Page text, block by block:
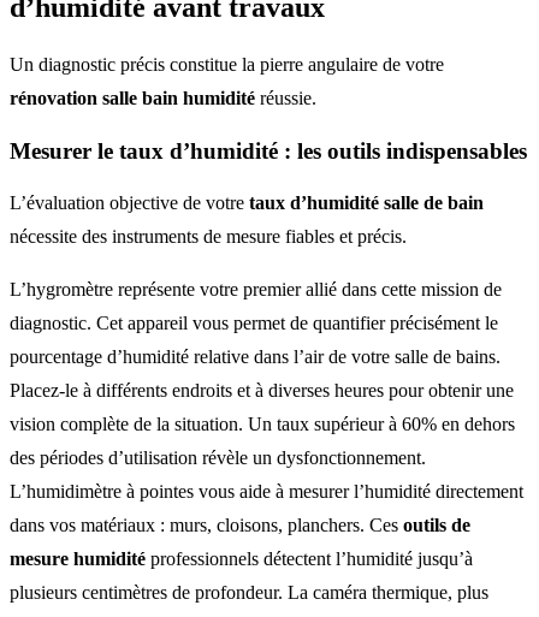
d’humidité avant travaux
Un diagnostic précis constitue la pierre angulaire de votre
rénovation salle bain humidité réussie.
Mesurer le taux d’humidité : les outils indispensables
L’évaluation objective de votre taux d’humidité salle de bain
nécessite des instruments de mesure fiables et précis.
L’hygromètre représente votre premier allié dans cette mission de
diagnostic. Cet appareil vous permet de quantifier précisément le
pourcentage d’humidité relative dans l’air de votre salle de bains.
Placez-le à différents endroits et à diverses heures pour obtenir une
vision complète de la situation. Un taux supérieur à 60% en dehors
des périodes d’utilisation révèle un dysfonctionnement.
L’humidimètre à pointes vous aide à mesurer l’humidité directement
dans vos matériaux : murs, cloisons, planchers. Ces outils de
mesure humidité professionnels détectent l’humidité jusqu’à
plusieurs centimètres de profondeur. La caméra thermique, plus